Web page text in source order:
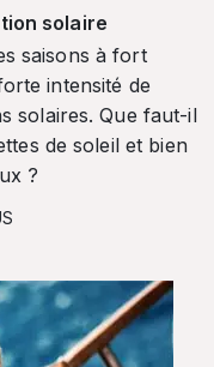
solaire
saisons à fort
intensité de
solaires. Que faut-il
de soleil et bien
?